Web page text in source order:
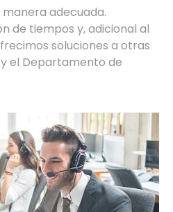
adecuada.
de tiempos y, adicional al
soluciones a otras
el Departamento de